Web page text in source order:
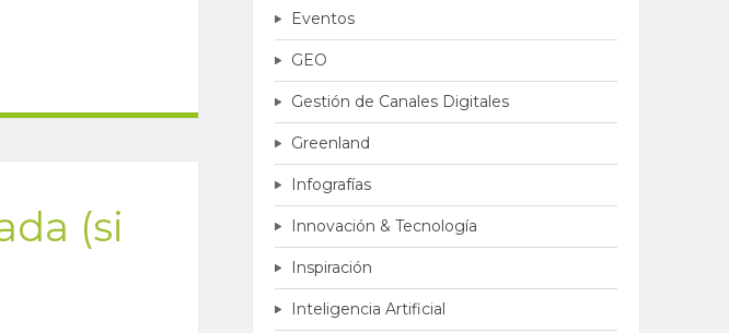
(si
Eventos
GEO
Gestión de Canales Digitales
Greenland
Infografías
Innovación & Tecnología
Inspiración
Inteligencia Artificial